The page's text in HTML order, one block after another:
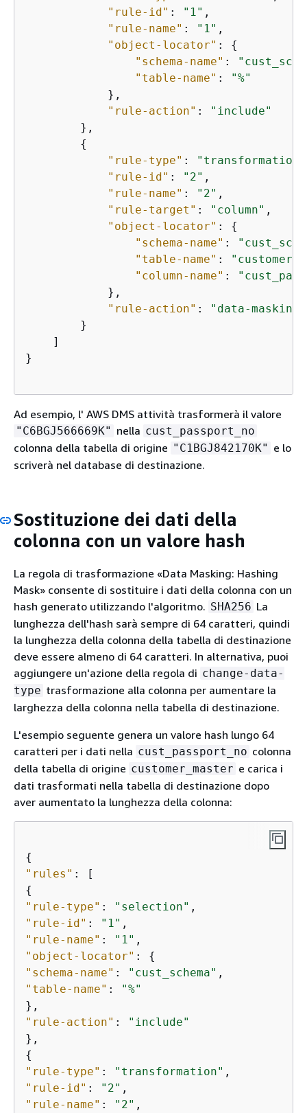
"rule-id" : "1" ,
"rule-name" : "1" ,
"object-locator" : {
"schema-name" :
"table-name" :
"%"
            },
"rule-action" :
"include"
        },
{
"rule-type" : "transformation"
"rule-id" : "2" ,
"rule-name" : "2" ,
"rule-target" : "column" ,
"object-locator" : {
"schema-name" :
"table-name" :
"column-name" :
            },
"rule-action" :
"data-
        }
    ]
}
Ad esempio, l' AWS DMS attività trasformerà il valore
"C6BGJ566669K" nella cust_passport_no
colonna della tabella di origine "C1BGJ842170K" e lo
scriverà nel database di destinazione.
Sostituzione dei dati della
colonna con un valore hash
La regola di trasformazione «Data Masking: Hashing
Mask» consente di sostituire i dati della colonna con un
hash generato utilizzando l'algoritmo. SHA256 La
lunghezza dell'hash sarà sempre di 64 caratteri, quindi
la lunghezza della colonna della tabella di destinazione
deve essere almeno di 64 caratteri. In alternativa, puoi
aggiungere un'azione della regola di change-data-
type trasformazione alla colonna per aumentare la
larghezza della colonna nella tabella di destinazione.
L'esempio seguente genera un valore hash lungo 64
caratteri per i dati nella cust_passport_no colonna
della tabella di origine customer_master e carica i
dati trasformati nella tabella di destinazione dopo
aver aumentato la lunghezza della colonna:
{
"rules"
{
"rule-type" : "selection"
"rule-id" : "1"
"rule-name" : "1"
"object-locator" : {
"schema-name" : "cust_schema"
"table-name" :
"%"
"rule-action" :
"include"
{
"rule-type" : "transformation"
"rule-id" : "2"
"rule-name" : "2"